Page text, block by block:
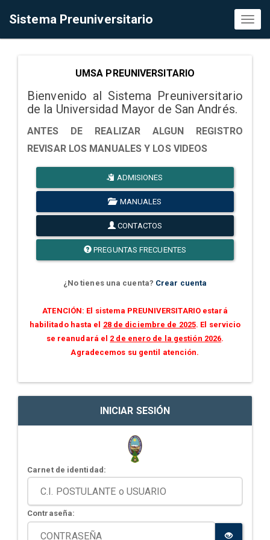
Sistema Preuniversitario
UMSA PREUNIVERSITARIO
Bienvenido al Sistema Preuniversitario
de la Universidad Mayor de San Andrés.
ANTES DE REALIZAR ALGUN REGISTRO
REVISAR LOS MANUALES Y LOS VIDEOS
ADMISIONES
MANUALES
CONTACTOS
PREGUNTAS FRECUENTES
¿No tienes una cuenta? Crear cuenta
ATENCIÓN: El sistema PREUNIVERSITARIO estará
habilitado hasta el 28 de diciembre de 2025. El servicio
se reanudará el 2 de enero de la gestión 2026.
Agradecemos su gentil atención.
INICIAR SESIÓN
Carnet de identidad:
Contraseña: